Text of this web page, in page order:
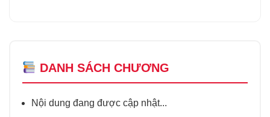
DANH SÁCH CHƯƠNG
Nội dung đang được cập nhật...